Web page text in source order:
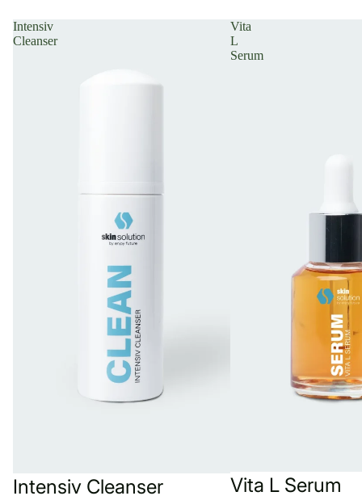
Intensiv
Cleanser
Intensiv Cleanser
Vita
L
Serum
Vita L Serum